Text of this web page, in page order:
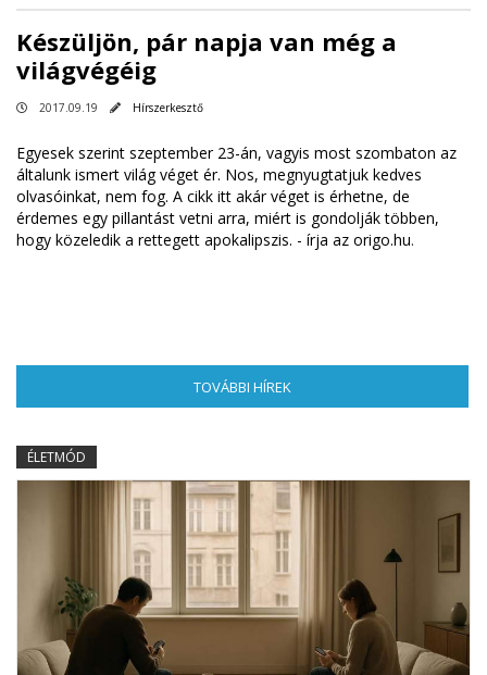
Készüljön, pár napja van még a
világvégéig
2017.09.19 Hírszerkesztő
Egyesek szerint szeptember 23-án, vagyis most szombaton az
általunk ismert világ véget ér. Nos, megnyugtatjuk kedves
olvasóinkat, nem fog. A cikk itt akár véget is érhetne, de
érdemes egy pillantást vetni arra, miért is gondolják többen,
hogy közeledik a rettegett apokalipszis. - írja az origo.hu.
TOVÁBBI HÍREK
ÉLETMÓD